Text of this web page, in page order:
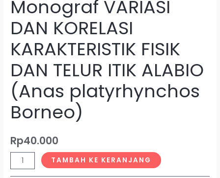
Monograf VARIASI
DAN KORELASI
KARAKTERISTIK FISIK
DAN TELUR ITIK ALABIO
(Anas platyrhynchos
Borneo)
Rp40.000
TAMBAH KE KERANJANG